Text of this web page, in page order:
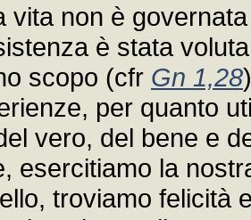
vita non è
è stata
scopo (cfr Gn 1,28
per quanto
vero, del bene e
esercitiamo la
troviamo felicità